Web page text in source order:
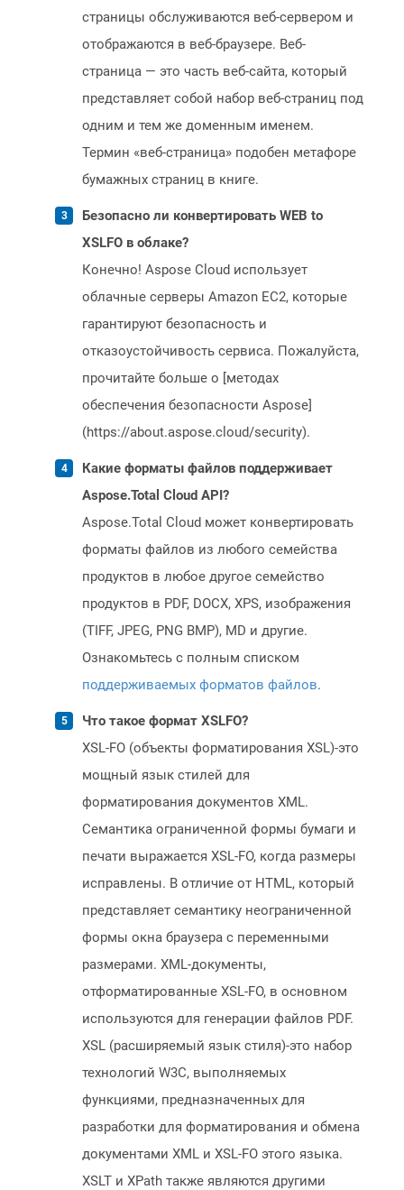
страницы обслуживаются веб-сервером и
отображаются в веб-браузере. Веб-
страница — это часть веб-сайта, который
представляет собой набор веб-страниц под
одним и тем же доменным именем.
Термин «веб-страница» подобен метафоре
бумажных страниц в книге.
Безопасно ли конвертировать WEB to
XSLFO в облаке?
Конечно! Aspose Cloud использует
облачные серверы Amazon EC2, которые
гарантируют безопасность и
отказоустойчивость сервиса. Пожалуйста,
прочитайте больше о [методах
обеспечения безопасности Aspose]
(https://about.aspose.cloud/security).
Какие форматы файлов поддерживает
Aspose.Total Cloud API?
Aspose.Total Cloud может конвертировать
форматы файлов из любого семейства
продуктов в любое другое семейство
продуктов в PDF, DOCX, XPS, изображения
(TIFF, JPEG, PNG BMP), MD и другие.
Ознакомьтесь с полным списком
поддерживаемых форматов файлов.
Что такое формат XSLFO?
XSL-FO (объекты форматирования XSL)-это
мощный язык стилей для
форматирования документов XML.
Семантика ограниченной формы бумаги и
печати выражается XSL-FO, когда размеры
исправлены. В отличие от HTML, который
представляет семантику неограниченной
формы окна браузера с переменными
размерами. XML-документы,
отформатированные XSL-FO, в основном
используются для генерации файлов PDF.
XSL (расширяемый язык стиля)-это набор
технологий W3C, выполняемых
функциями, предназначенных для
разработки для форматирования и обмена
документами XML и XSL-FO этого языка.
XSLT и XPath также являются другими